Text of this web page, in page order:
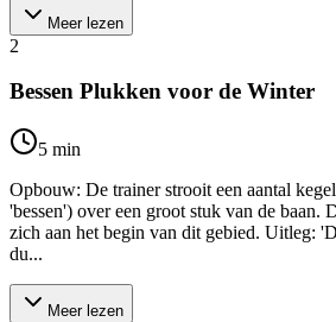
Meer lezen
2
Bessen Plukken voor de Winter
5 min
Opbouw: De trainer strooit een aantal
'bessen') over een groot stuk van de baan.
zich aan het begin van dit gebied. Uitleg:
du...
Meer lezen